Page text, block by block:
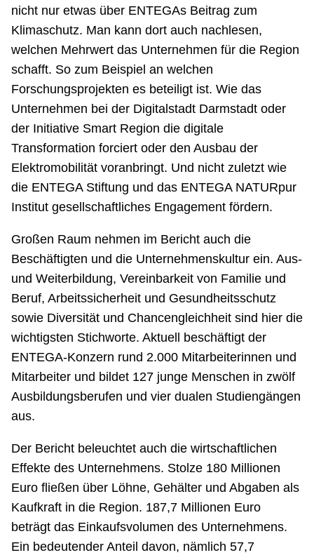
nicht nur etwas über ENTEGAs Beitrag zum
Klimaschutz. Man kann dort auch nachlesen,
welchen Mehrwert das Unternehmen für die Region
schafft. So zum Beispiel an welchen
Forschungsprojekten es beteiligt ist. Wie das
Unternehmen bei der Digitalstadt Darmstadt oder
der Initiative Smart Region die digitale
Transformation forciert oder den Ausbau der
Elektromobilität voranbringt. Und nicht zuletzt wie
die ENTEGA Stiftung und das ENTEGA NATURpur
Institut gesellschaftliches Engagement fördern.
Großen Raum nehmen im Bericht auch die
Beschäftigten und die Unternehmenskultur ein. Aus-
und Weiterbildung, Vereinbarkeit von Familie und
Beruf, Arbeitssicherheit und Gesundheitsschutz
sowie Diversität und Chancengleichheit sind hier die
wichtigsten Stichworte. Aktuell beschäftigt der
ENTEGA-Konzern rund 2.000 Mitarbeiterinnen und
Mitarbeiter und bildet 127 junge Menschen in zwölf
Ausbildungsberufen und vier dualen Studiengängen
aus.
Der Bericht beleuchtet auch die wirtschaftlichen
Effekte des Unternehmens. Stolze 180 Millionen
Euro fließen über Löhne, Gehälter und Abgaben als
Kaufkraft in die Region. 187,7 Millionen Euro
beträgt das Einkaufsvolumen des Unternehmens.
Ein bedeutender Anteil davon, nämlich 57,7